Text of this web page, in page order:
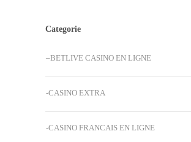
Categorie
–BETLIVE CASINO EN LIGNE
-CASINO EXTRA
-CASINO FRANCAIS EN LIGNE